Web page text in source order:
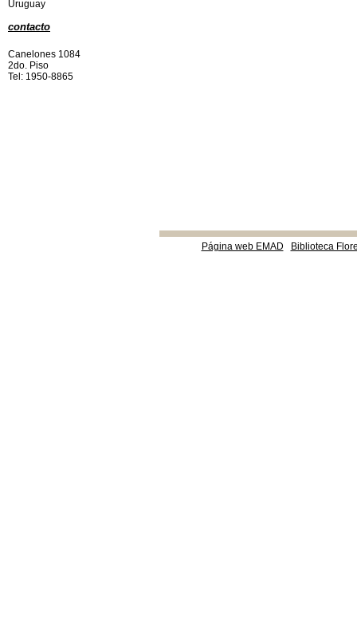
Página web EMAD Biblioteca
Uruguay
contacto
Canelones 1084
2do. Piso
Tel: 1950-8865